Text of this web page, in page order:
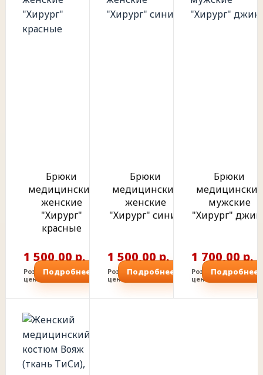
Брюки
медицинские
женские
"Хирург"
красные
1 500,00 р.
Розничная
цена
Подробнее
Брюки
медицинские
женские
"Хирург" синие
1 500,00 р.
Розничная
цена
Подробнее
Брюки
медицинские
мужские
"Хирург"
1 700,00 р.
Розничная
цена
Подробнее